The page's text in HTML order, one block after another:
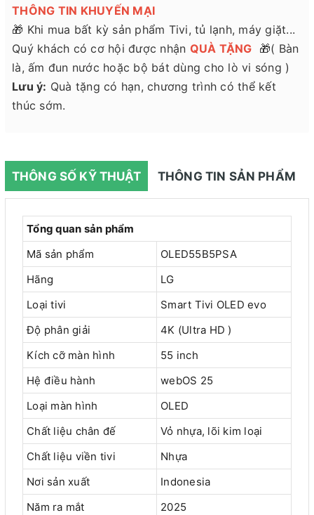
THÔNG TIN KHUYẾN MẠI
🎁 Khi mua bất kỳ sản phẩm Tivi, tủ lạnh, máy giặt...
Quý khách có cơ hội được nhận QUÀ TẶNG 🎁( Bàn
là, ấm đun nước hoặc bộ bát dùng cho lò vi sóng )
Lưu ý: Quà tặng có hạn, chương trình có thể kết
thúc sớm.
THÔNG SỐ KỸ THUẬT THÔNG TIN SẢN PHẨM
Tổng quan sản phẩm
Mã sản phẩm
OLED55B5PSA
Hãng
LG
Loại tivi
Smart Tivi OLED evo
Độ phân giải
4K (Ultra HD )
Kích cỡ màn hình
55 inch
Hệ điều hành
webOS 25
Loại màn hình
OLED
Chất liệu chân đế
Vỏ nhựa, lõi kim loại
Chất liệu viền tivi
Nhựa
Nơi sản xuất
Indonesia
Năm ra mắt
2025